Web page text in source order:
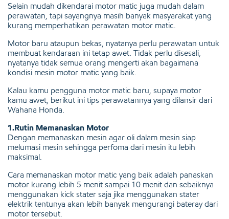
Selain mudah dikendarai motor matic juga mudah dalam
perawatan, tapi sayangnya masih banyak masyarakat yang
kurang memperhatikan perawatan motor matic.
Motor baru ataupun bekas, nyatanya perlu perawatan untuk
membuat kendaraan ini tetap awet. Tidak perlu disesali,
nyatanya tidak semua orang mengerti akan bagaimana
kondisi mesin motor matic yang baik.
Kalau kamu pengguna motor matic baru, supaya motor
kamu awet, berikut ini tips perawatannya yang dilansir dari
Wahana Honda.
1.Rutin Memanaskan Motor
Dengan memanaskan mesin agar oli dalam mesin siap
melumasi mesin sehingga perfoma dari mesin itu lebih
maksimal.
Cara memanaskan motor matic yang baik adalah panaskan
motor kurang lebih 5 menit sampai 10 menit dan sebaiknya
menggunakan kick stater saja jika menggunakan stater
elektrik tentunya akan lebih banyak mengurangi bateray dari
motor tersebut.